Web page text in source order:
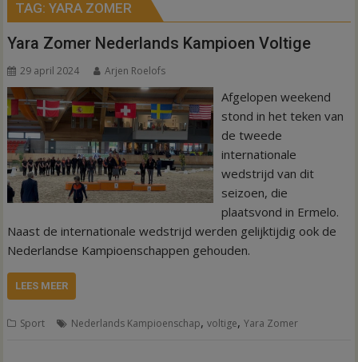
TAG:YARA ZOMER
Yara Zomer Nederlands Kampioen Voltige
29 april 2024 Arjen Roelofs
Afgelopen weekend
stond in het teken van
de tweede
internationale
wedstrijd van dit
seizoen, die
plaatsvond in Ermelo.
Naast de internationale wedstrijd werden gelijktijdig ook de
Nederlandse Kampioenschappen gehouden.
LEES MEER
Sport Nederlands Kampioenschap,voltige,Yara Zomer